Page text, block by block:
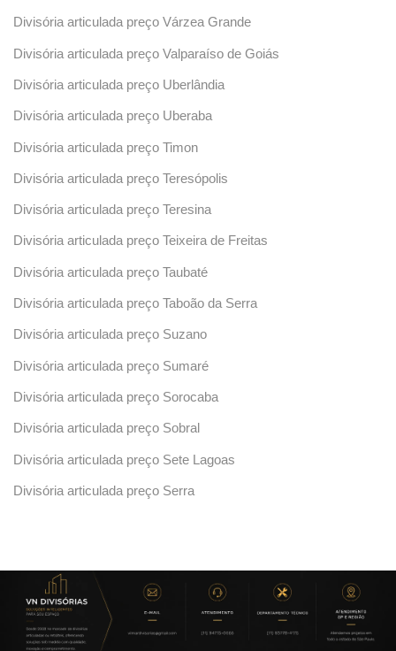
Divisória articulada preço Várzea Grande
Divisória articulada preço Valparaíso de Goiás
Divisória articulada preço Uberlândia
Divisória articulada preço Uberaba
Divisória articulada preço Timon
Divisória articulada preço Teresópolis
Divisória articulada preço Teresina
Divisória articulada preço Teixeira de Freitas
Divisória articulada preço Taubaté
Divisória articulada preço Taboão da Serra
Divisória articulada preço Suzano
Divisória articulada preço Sumaré
Divisória articulada preço Sorocaba
Divisória articulada preço Sobral
Divisória articulada preço Sete Lagoas
Divisória articulada preço Serra